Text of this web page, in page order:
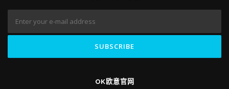
OK欧意官网